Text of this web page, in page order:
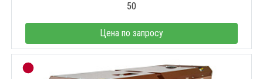
50
Цена по запросу